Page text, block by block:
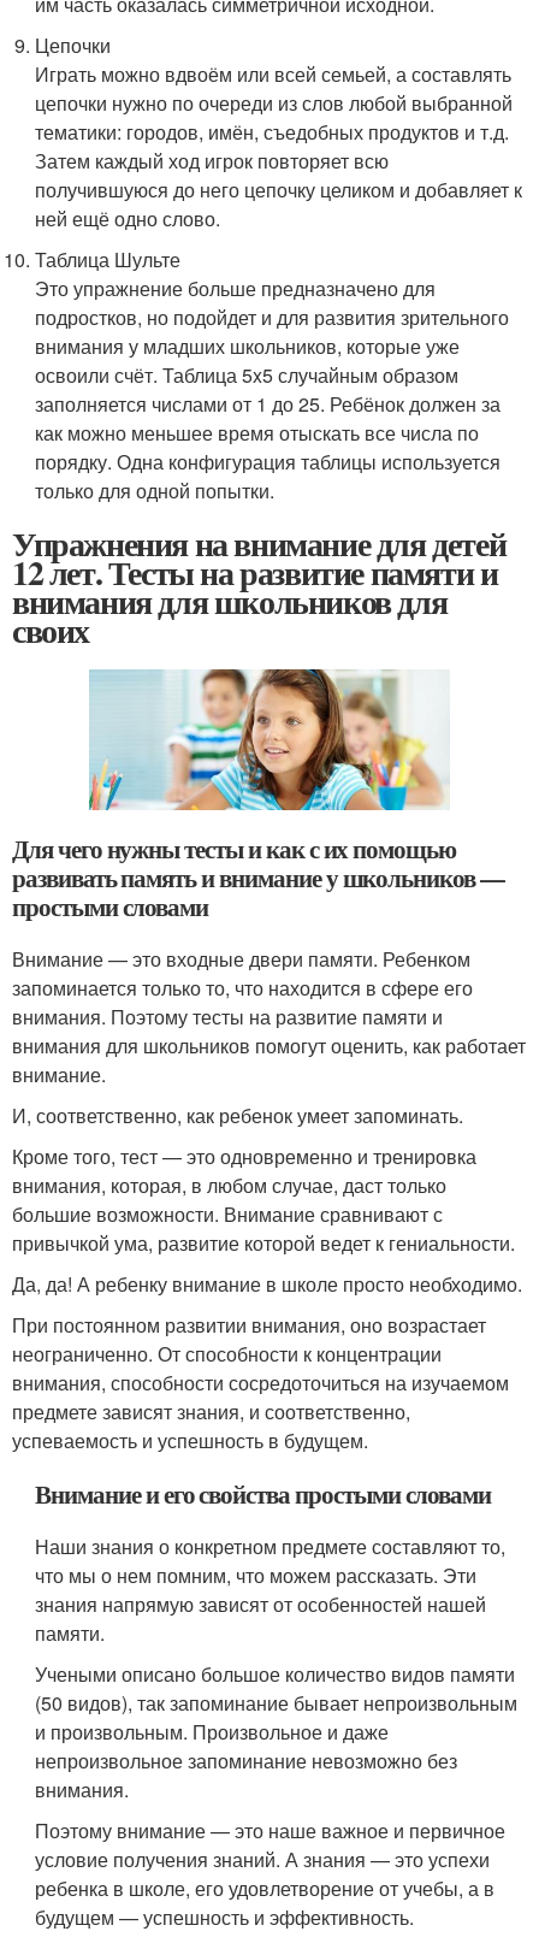
Цепочки
Играть можно вдвоём или всей семьей, а составлять
цепочки нужно по очереди из слов любой выбранной
тематики: городов, имён, съедобных продуктов и т.д.
Затем каждый ход игрок повторяет всю
получившуюся до него цепочку целиком и добавляет к
ней ещё одно слово.
Таблица Шульте
Это упражнение больше предназначено для
подростков, но подойдет и для развития зрительного
внимания у младших школьников, которые уже
освоили счёт. Таблица 5x5 случайным образом
заполняется числами от 1 до 25. Ребёнок должен за
как можно меньшее время отыскать все числа по
порядку. Одна конфигурация таблицы используется
только для одной попытки.
Упражнения на внимание для детей
12 лет. Тесты на развитие памяти и
внимания для школьников для
своих
Для чего нужны тесты и как с их помощью
развивать память и внимание у школьников —
простыми словами
Внимание — это входные двери памяти. Ребенком
запоминается только то, что находится в сфере его
внимания. Поэтому тесты на развитие памяти и
внимания для школьников помогут оценить, как работает
внимание.
И, соответственно, как ребенок умеет запоминать.
Кроме того, тест — это одновременно и тренировка
внимания, которая, в любом случае, даст только
большие возможности. Внимание сравнивают с
привычкой ума, развитие которой ведет к гениальности.
Да, да! А ребенку внимание в школе просто необходимо.
При постоянном развитии внимания, оно возрастает
неограниченно. От способности к концентрации
внимания, способности сосредоточиться на изучаемом
предмете зависят знания, и соответственно,
успеваемость и успешность в будущем.
Внимание и его свойства простыми словами
Наши знания о конкретном предмете составляют то,
что мы о нем помним, что можем рассказать. Эти
знания напрямую зависят от особенностей нашей
памяти.
Учеными описано большое количество видов памяти
(50 видов), так запоминание бывает непроизвольным
и произвольным. Произвольное и даже
непроизвольное запоминание невозможно без
внимания.
Поэтому внимание — это наше важное и первичное
условие получения знаний. А знания — это успехи
ребенка в школе, его удовлетворение от учебы, а в
будущем — успешность и эффективность.